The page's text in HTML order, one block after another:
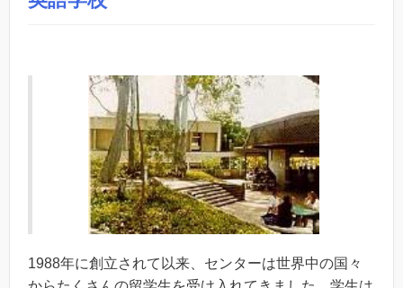
1988年に創立されて以来、センターは世界中の国々